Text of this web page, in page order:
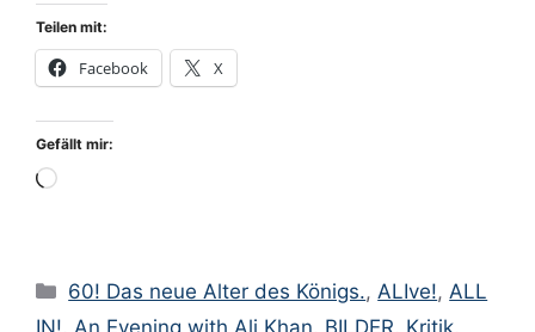
Teilen mit:
Facebook X
Gefällt mir:
Wird
Kategorien
60! Das neue Alter des Königs., ALIve!, ALL
IN!, An Evening with Ali Khan, BILDER, Kritik,